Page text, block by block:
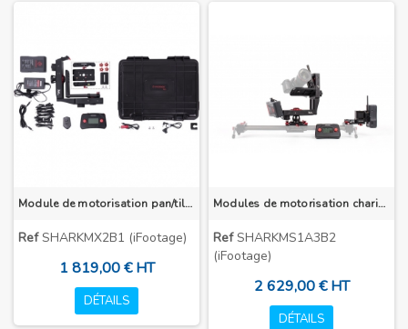
Module de motorisation pan/tilt pour Slider Shark S1
RefSHARKMX2B1 (iFootage)
1 819,00 € HT
DÉTAILS
Modules de motorisation chariot et pan/tilt pour Slider Shark S1
RefSHARKMS1A3B2
(iFootage)
2 629,00 € HT
DÉTAILS